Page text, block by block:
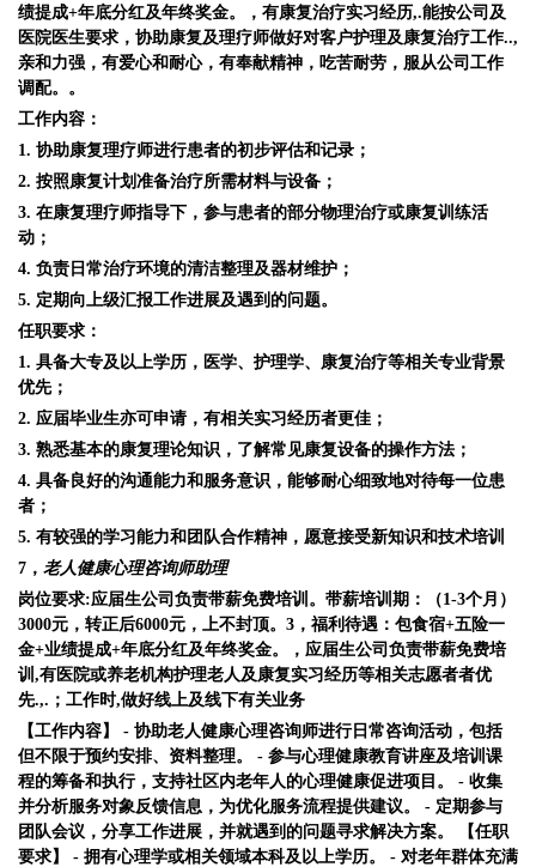
绩提成+年底分红及年终奖金。，有康复治疗实习经历,.能按公司及
医院医生要求，协助康复及理疗师做好对客户护理及康复治疗工作..,
亲和力强，有爱心和耐心，有奉献精神，吃苦耐劳，服从公司工作
调配。。
工作内容：
1. 协助康复理疗师进行患者的初步评估和记录；
2. 按照康复计划准备治疗所需材料与设备；
3. 在康复理疗师指导下，参与患者的部分物理治疗或康复训练活
动；
4. 负责日常治疗环境的清洁整理及器材维护；
5. 定期向上级汇报工作进展及遇到的问题。
任职要求：
1. 具备大专及以上学历，医学、护理学、康复治疗等相关专业背景
优先；
2. 应届毕业生亦可申请，有相关实习经历者更佳；
3. 熟悉基本的康复理论知识，了解常见康复设备的操作方法；
4. 具备良好的沟通能力和服务意识，能够耐心细致地对待每一位患
者；
5. 有较强的学习能力和团队合作精神，愿意接受新知识和技术培训
7， 老人健康心理咨询师助理
岗位要求:应届生公司负责带薪免费培训。带薪培训期：（1-3个月）
3000元，转正后6000元，上不封顶。3，福利待遇：包食宿+五险一
金+业绩提成+年底分红及年终奖金。，应届生公司负责带薪免费培
训,有医院或养老机构护理老人及康复实习经历等相关志愿者者优
先.,.； 工作时,做好线上及线下有关业务
【工作内容】 - 协助老人健康心理咨询师进行日常咨询活动，包括
但不限于预约安排、资料整理。 - 参与心理健康教育讲座及培训课
程的筹备和执行，支持社区内老年人的心理健康促进项目。 - 收集
并分析服务对象反馈信息，为优化服务流程提供建议。 - 定期参与
团队会议，分享工作进展，并就遇到的问题寻求解决方案。 【任职
要求】 - 拥有心理学或相关领域本科及以上学历。 - 对老年群体充满